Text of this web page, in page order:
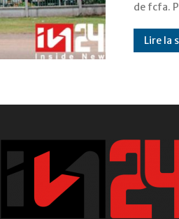
de fcfa.
Lire la